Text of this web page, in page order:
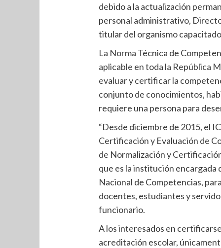
debido a la actualización
personal administrativo,
titular del organismo
La Norma Técnica de
aplicable en toda la República
evaluar y certificar la
conjunto de conocimientos,
requiere una persona para
“Desde diciembre de 2015, el
Certificación y Evaluación de
de Normalización y
que es la institución encargada
Nacional de Competencias,
docentes, estudiantes y
funcionario.
A los interesados en
acreditación escolar,